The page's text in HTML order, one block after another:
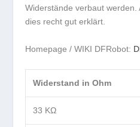
Widerstände verbaut
dies recht gut erklärt.
Homepage / WIKI DFRobot:
Widerstand in Ohm
33 KΩ